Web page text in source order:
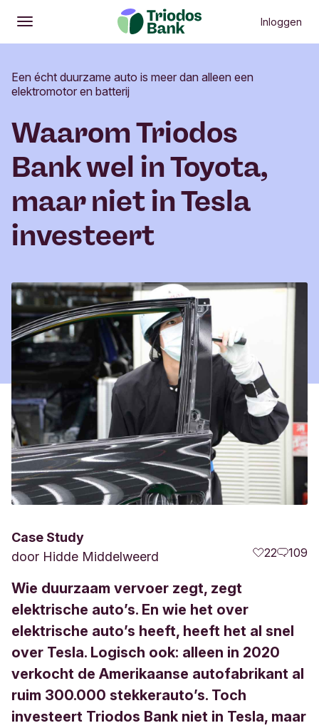
Openen
Hoofdmenu Inloggen
Een écht duurzame auto is meer dan alleen een
elektromotor en batterij
Waarom Triodos
Bank wel in Toyota,
maar niet in Tesla
investeert
Case Study
door Hidde Middelweerd 22 109
Wie duurzaam vervoer zegt, zegt
elektrische auto’s. En wie het over
elektrische auto’s heeft, heeft het al snel
over Tesla. Logisch ook: alleen in 2020
verkocht de Amerikaanse autofabrikant al
ruim 300.000 stekkerauto’s. Toch
investeert Triodos Bank niet in Tesla, maar